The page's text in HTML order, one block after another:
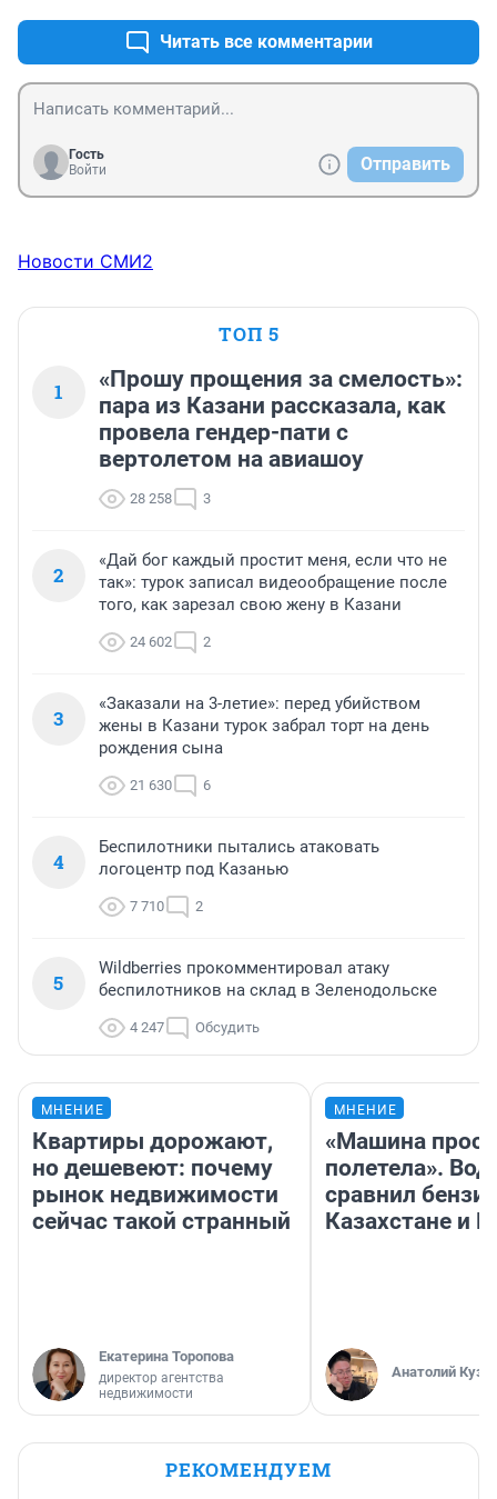
Читать все комментарии
Гость
Войти
Отправить
Новости СМИ2
ТОП 5
1
«Прошу прощения за смелость»:
пара из Казани рассказала, как
провела гендер-пати с
вертолетом на авиашоу
28 258 3
2
«Дай бог каждый простит меня, если что не
так»: турок записал видеообращение после
того, как зарезал свою жену в Казани
24 602 2
3
«Заказали на 3-летие»: перед убийством
жены в Казани турок забрал торт на день
рождения сына
21 630 6
4
Беспилотники пытались атаковать
логоцентр под Казанью
7 710 2
5
Wildberries прокомментировал атаку
беспилотников на склад в Зеленодольске
4 247 Обсудить
МНЕНИЕ
Квартиры дорожают,
но дешевеют: почему
рынок недвижимости
сейчас такой странный
Екатерина Торопова
директор агентства
недвижимости
МНЕНИЕ
«Машина
полетела».
сравнил
Казахстане и
Анатолий
РЕКОМЕНДУЕМ